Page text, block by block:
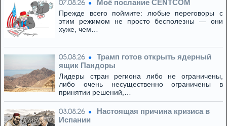
07.08.26 Моё послание CENTCOM
Прежде всего поймите: любые переговоры с
этим режимом не просто бесполезны — они
хуже, чем…
05.08.26
Трамп готов открыть ядерный
ящик Пандоры
Лидеры стран региона либо не ограничены,
либо очень несущественно ограничены в
принятии решений,…
03.08.26
Настоящая причина кризиса в
Испании